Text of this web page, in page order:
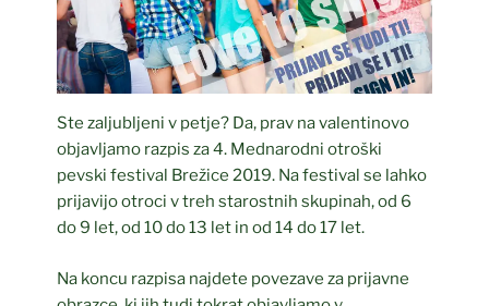
Ste zaljubljeni v petje? Da, prav na valentinovo
objavljamo razpis za 4. Mednarodni otroški
pevski festival Brežice 2019. Na festival se lahko
prijavijo otroci v treh starostnih skupinah, od 6
do 9 let, od 10 do 13 let in od 14 do 17 let.
Na koncu razpisa najdete povezave za prijavne